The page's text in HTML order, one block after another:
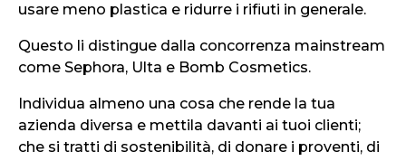
usare meno plastica e ridurre i rifiuti in generale.
Questo li distingue dalla concorrenza mainstream
come Sephora, Ulta e Bomb Cosmetics.
Individua almeno una cosa che rende la tua
azienda diversa e mettila davanti ai tuoi clienti;
che si tratti di sostenibilità, di donare i proventi, di